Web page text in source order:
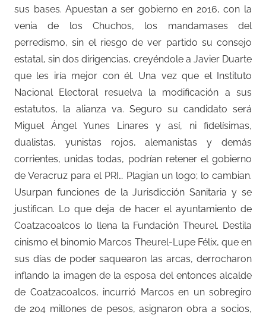
sus bases. Apuestan a ser gobierno en 2016, con la
venia de los Chuchos, los mandamases del
perredismo, sin el riesgo de ver partido su consejo
estatal, sin dos dirigencias, creyéndole a Javier Duarte
que les iría mejor con él. Una vez que el Instituto
Nacional Electoral resuelva la modificación a sus
estatutos, la alianza va. Seguro su candidato será
Miguel Ángel Yunes Linares y así, ni fidelísimas,
dualistas, yunistas rojos, alemanistas y demás
corrientes, unidas todas, podrían retener el gobierno
de Veracruz para el PRI… Plagian un logo; lo cambian.
Usurpan funciones de la Jurisdicción Sanitaria y se
justifican. Lo que deja de hacer el ayuntamiento de
Coatzacoalcos lo llena la Fundación Theurel. Destila
cinismo el binomio Marcos Theurel-Lupe Félix, que en
sus días de poder saquearon las arcas, derrocharon
inflando la imagen de la esposa del entonces alcalde
de Coatzacoalcos, incurrió Marcos en un sobregiro
de 204 millones de pesos, asignaron obra a socios,